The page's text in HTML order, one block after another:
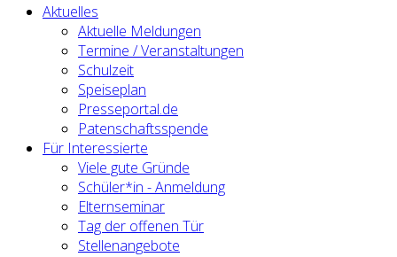
Aktuelles
Aktuelle Meldungen
Termine / Veranstaltungen
Schulzeit
Speiseplan
Presseportal.de
Patenschaftsspende
Für Interessierte
Viele gute Gründe
Schüler*in - Anmeldung
Elternseminar
Tag der offenen Tür
Stellenangebote